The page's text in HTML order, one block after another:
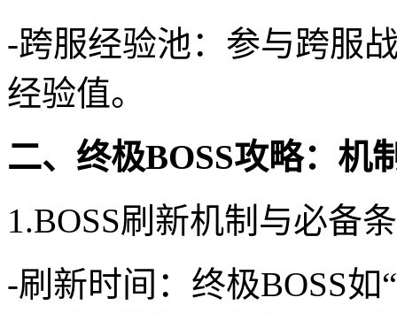
-跨服经验池：参与跨服
经验值。
二、终极BOSS攻略：机
1.BOSS刷新机制与必备
-刷新时间：终极BOSS